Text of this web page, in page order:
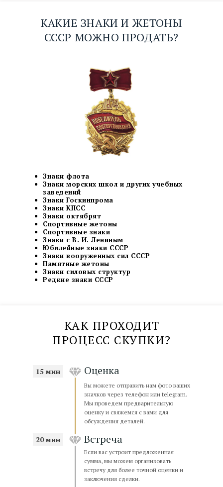
КАКИЕ ЗНАКИ И ЖЕТОНЫ
СССР МОЖНО ПРОДАТЬ?
Знаки флота
Знаки морских школ и других учебных
заведений
Знаки Госкинпрома
Знаки КПСС
Знаки октябрят
Спортивные жетоны
Спортивные знаки
Знаки с В. И. Лениным
Юбилейные знаки СССР
Знаки вооруженных сил СССР
Памятные жетоны
Знаки силовых структур
Редкие знаки СССР
Вы можете отправить нам фото ваших
значков через телефон или telegram.
Мы проведем предварительную
оценку и свяжемся с вами для
обсуждения деталей.
Оценка
Если вас устроит предложенная
сумма, мы можем организовать
встречу для более точной оценки и
заключения сделки.
Встреча
15 мин
20 мин
КАК ПРОХОДИТ
ПРОЦЕСС СКУПКИ?
ул. Земляной вал, д. 21/2-4 с.2
м. Курская, 3 мин. пешком
Парковка для клиентов
пн-пт 10:00–20:00; сб,вс 10:00–18:00